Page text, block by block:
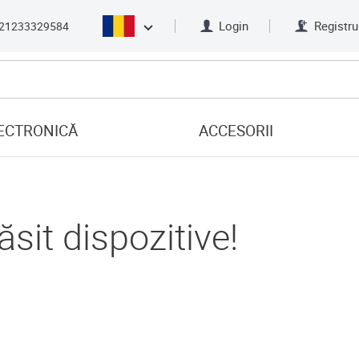
Login Registru
ACCESORII
dispozitive!